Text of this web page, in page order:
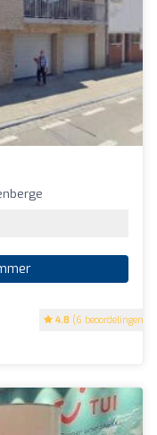
4.8 (6 beoordelingen)